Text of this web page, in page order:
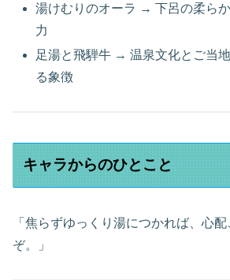
湯けむりのオーラ → 下呂の柔ら
力
足湯と飛騨牛 → 温泉文化とご当
る象徴
キャラからのひとこと
「焦らずゆっくり湯につかれば、心
ぞ。」